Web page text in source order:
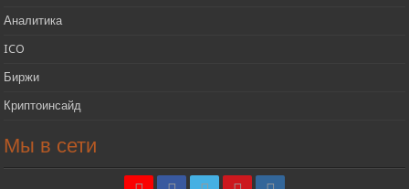
Аналитика
ICO
Биржи
Криптоинсайд
Мы в сети